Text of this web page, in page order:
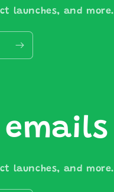
launches, and more.
launches, and more.